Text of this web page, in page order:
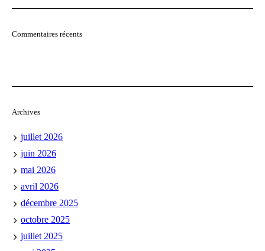
Commentaires récents
Archives
juillet 2026
juin 2026
mai 2026
avril 2026
décembre 2025
octobre 2025
juillet 2025